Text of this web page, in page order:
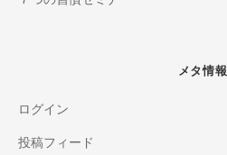
メタ情報
ログイン
投稿フィード